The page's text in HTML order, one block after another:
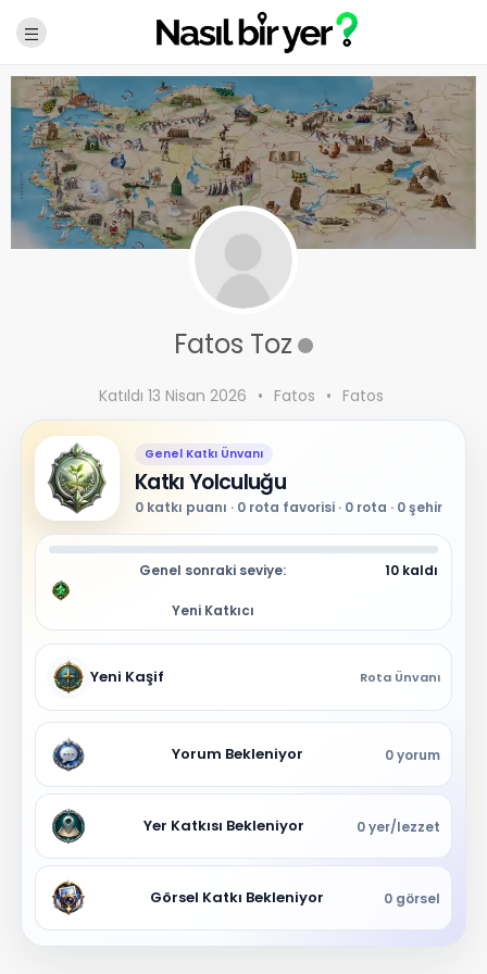
Fatos Toz
Katıldı 13 Nisan 2026 • Fatos • Fatos
Genel Katkı Ünvanı
Katkı Yolculuğu
0 katkı puanı · 0 rota favorisi · 0 rota · 0 şehir
Genel sonraki seviye:
Yeni Katkıcı
10 kaldı
Yeni Kaşif Rota Ünvanı
Yorum Bekleniyor 0 yorum
Yer Katkısı Bekleniyor 0 yer/lezzet
Görsel Katkı Bekleniyor 0 görsel
NBY Akıllı Asistan
AI kullanmadan, sitedeki gerçek yerlerle akıllı rota
önerir.